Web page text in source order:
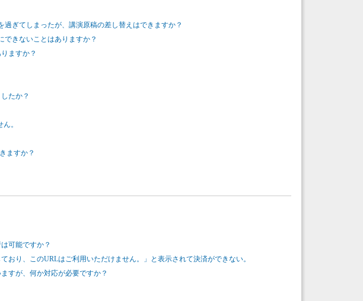
ぎてしまったが、講演原稿の差し替えはできますか？
できないことはありますか？
ますか？
たか？
。
ますか？
可能ですか？
り、このURLはご利用いただけません。」と表示されて決済ができない。
すが、何か対応が必要ですか？